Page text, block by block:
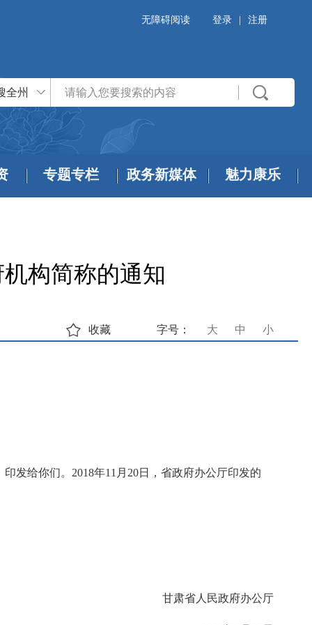
无障碍阅读 登录 注册
全州
专题专栏 政务新媒体 魅力康乐
构简称的通知
字号： 大 中 小
收藏
发给你们。2018年11月20日，省政府办公厅印发的
甘肃省人民政府办公厅